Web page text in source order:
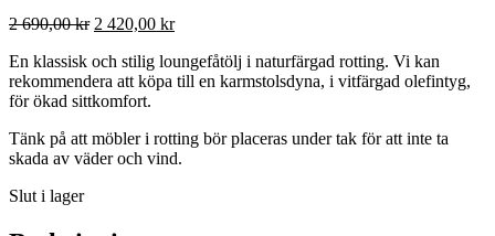
2 690,00kr Det
priset
var:
2
2 420,00 krDet
priset
är:
En klassisk och stilig loungefåtölj i naturfärgad rotting. Vi kan
rekommendera att köpa till en karmstolsdyna, i vitfärgad olefintyg,
för ökad sittkomfort.
Tänk på att möbler i rotting bör placeras under tak för att inte ta
skada av väder och vind.
Slut i lager